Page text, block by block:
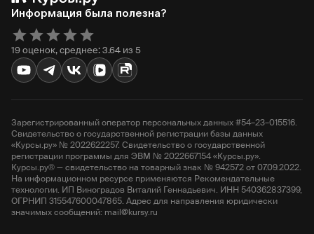
Информация была полезна?
19 оценок, среднее: 3.64 из 5
Зарегистрированный оператор персональных данных #54–23–015516.
Свидетельство о государственной регистрации базы данных
«Курсы.ру» № 2022622257. Свидетельство о государственной
регистрации программы для ЭВМ № 2022667154 «Курсы.ру».
Курсы.ру® — свидетельство на товарный знак № 942572 от 07.09.2022.
На информационном ресурсе применяются Рекомендательные
технологии. ИП Виноградов Виталий Геннадьевич. ИНН 540362837399,
ОГРНИП 315547600047865. Адрес для направления юридически
значимых сообщений: mail@kursy.ru